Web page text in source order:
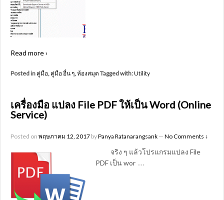
Read more ›
Posted in คู่มือ, คู่มือ อื่น ๆ, ห้องสมุด Tagged with:Utility
เครื่องมือ แปลง File PDF ให้เป็น Word (Online
Service)
Posted on พฤษภาคม 12, 2017 byPanya Ratanarangsank — No Comments ↓
จริง ๆ แล้วโปรแกรมแปลง File
PDF เป็น wor …